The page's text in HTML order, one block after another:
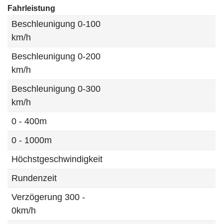
Fahrleistung
Beschleunigung 0-100
km/h
Beschleunigung 0-200
km/h
Beschleunigung 0-300
km/h
0 - 400m
0 - 1000m
Höchstgeschwindigkeit
Rundenzeit
Verzögerung 300 -
0km/h